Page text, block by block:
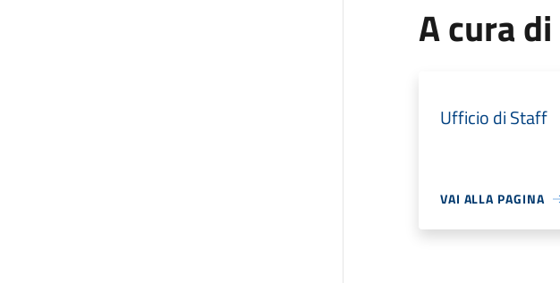
A cura di
Ufficio di Staff
VAI ALLA PAGINA